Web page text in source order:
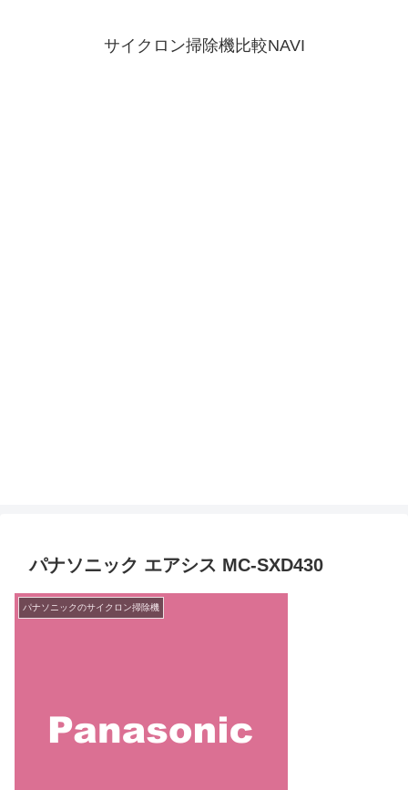
サイクロン掃除機比較NAVI
パナソニック エアシス MC-SXD430
パナソニックのサイクロン掃除機